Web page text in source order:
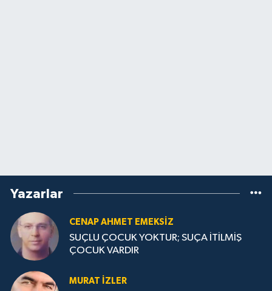
Yazarlar
CENAP AHMET EMEKSİZ
SUÇLU ÇOCUK YOKTUR; SUÇA İTİLMİŞ
ÇOCUK VARDIR
MURAT İZLER